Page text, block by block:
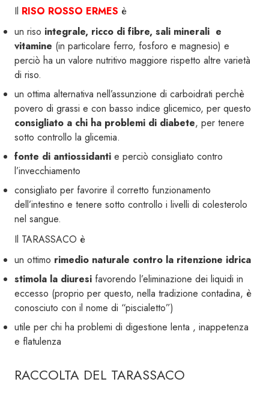
Il RISO ROSSO ERMES è
un riso integrale, ricco di fibre, sali minerali e
vitamine (in particolare ferro, fosforo e magnesio) e
perciò ha un valore nutritivo maggiore rispetto altre varietà
di riso.
un ottima alternativa nell’assunzione di carboidrati perchè
povero di grassi e con basso indice glicemico, per questo
consigliato a chi ha problemi di diabete, per tenere
sotto controllo la glicemia.
fonte di antiossidanti e perciò consigliato contro
l’invecchiamento
consigliato per favorire il corretto funzionamento
dell’intestino e tenere sotto controllo i livelli di colesterolo
nel sangue.
Il TARASSACO è
un ottimo rimedio naturale contro la ritenzione idrica
stimola la diuresi favorendo l’eliminazione dei liquidi in
eccesso (proprio per questo, nella tradizione contadina, è
conosciuto con il nome di “piscialetto”)
utile per chi ha problemi di digestione lenta , inappetenza
e flatulenza
RACCOLTA DEL TARASSACO